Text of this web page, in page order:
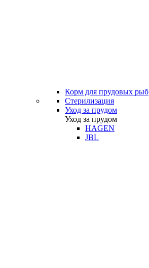
Корм для прудовых рыб
Стерилизация
Уход за прудом
Уход за прудом
HAGEN
JBL